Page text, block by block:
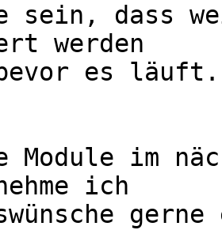
sein, dass
werden
es
Module im
ich